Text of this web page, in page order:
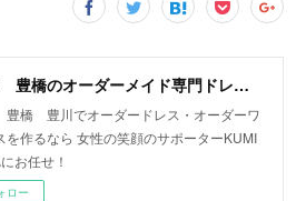
名古屋 豊橋のオーダーメイド専門ドレスデザイナー KUMI OHARA
橋 豊川でオーダードレス・オーダーワ
を作るなら 女性の笑顔のサポーターKUMI
お任せ！
ロー